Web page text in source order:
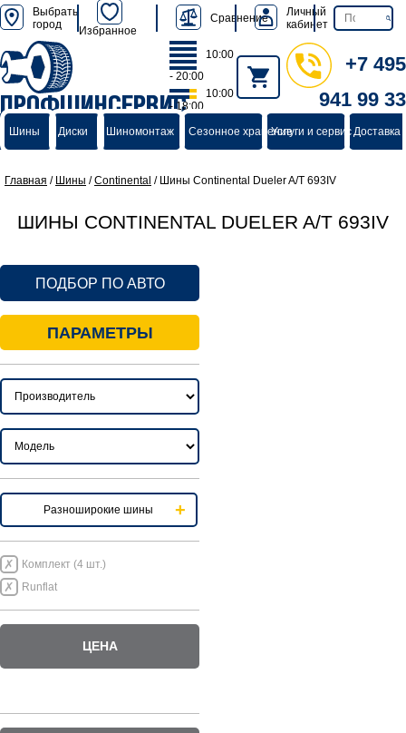
Выбрать
город
Избранное
Сравнение
Личный
кабинет
ПРОФШИНСЕРВИС
группа компаний
10:00
- 20:00
10:00
- 18:00
+7 495
941 99 33
Шины Диски Шиномонтаж Сезонное хранениеУслуги и сервисДоставка
Главная / Шины /Continental / Шины Continental Dueler A/T 693IV
ШИНЫ CONTINENTAL DUELER A/T 693IV
ПОДБОР ПО АВТО
ПАРАМЕТРЫ
Разноширокие шины
Комплект (4 шт.)
Runflat
ЦЕНА